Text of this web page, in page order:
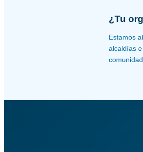
¿Tu
Estamos
alcaldías